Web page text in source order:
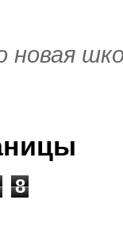
новая
8